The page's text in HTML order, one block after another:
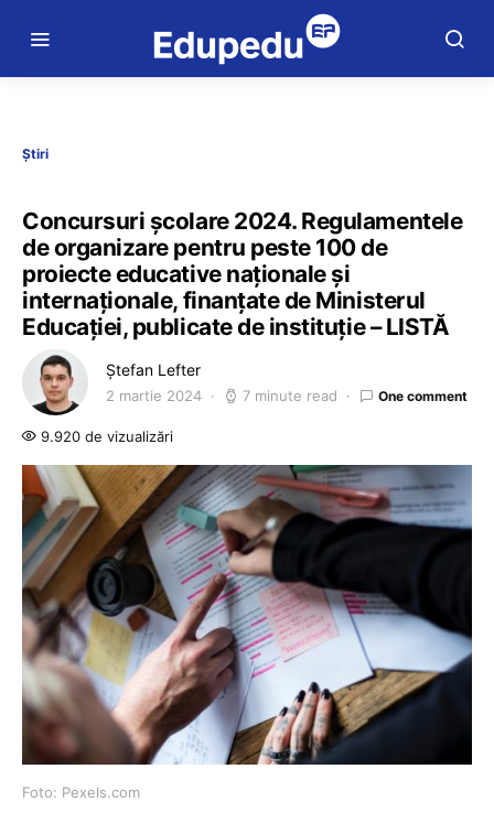
Știri
Concursuri școlare 2024. Regulamentele
de organizare pentru peste 100 de
proiecte educative naționale și
internaționale, finanțate de Ministerul
Educației, publicate de instituție – LISTĂ
Ștefan Lefter
2 martie 2024 7 minute read One comment
9.920 de vizualizări
Foto: Pexels.com